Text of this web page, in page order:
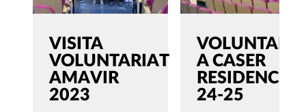
VISITA
VOLUNTARIAT
AMAVIR
2023
A CASER
RESIDENCIAL
24-25